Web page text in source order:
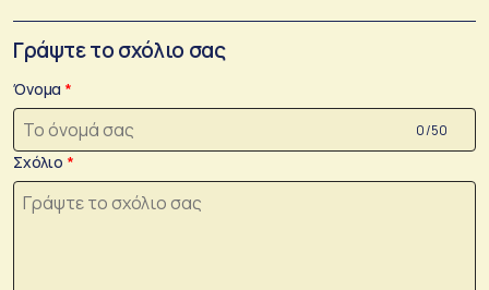
Γράψτε το σχόλιο σας
Όνομα
0 /50
Σχόλιο